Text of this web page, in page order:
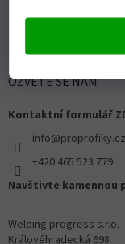
OZVĚTE SE NÁM
Kontaktní formulář
info@proprofiky.cz
+420 465 523 779
Navštivte kamennou
Welding progress s.r.o.
Královéhradecká 698